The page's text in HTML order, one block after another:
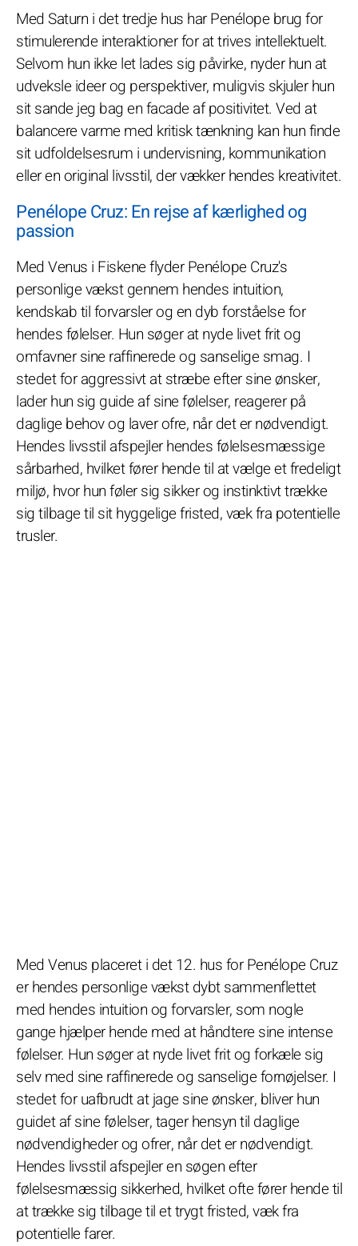
Med Saturn i det tredje hus har Penélope brug for
stimulerende interaktioner for at trives intellektuelt.
Selvom hun ikke let lades sig påvirke, nyder hun at
udveksle ideer og perspektiver, muligvis skjuler hun
sit sande jeg bag en facade af positivitet. Ved at
balancere varme med kritisk tænkning kan hun finde
sit udfoldelsesrum i undervisning, kommunikation
eller en original livsstil, der vækker hendes kreativitet.
Penélope Cruz: En rejse af kærlighed og
passion
Med Venus i Fiskene flyder Penélope Cruz's
personlige vækst gennem hendes intuition,
kendskab til forvarsler og en dyb forståelse for
hendes følelser. Hun søger at nyde livet frit og
omfavner sine raffinerede og sanselige smag. I
stedet for aggressivt at stræbe efter sine ønsker,
lader hun sig guide af sine følelser, reagerer på
daglige behov og laver ofre, når det er nødvendigt.
Hendes livsstil afspejler hendes følelsesmæssige
sårbarhed, hvilket fører hende til at vælge et fredeligt
miljø, hvor hun føler sig sikker og instinktivt trække
sig tilbage til sit hyggelige fristed, væk fra potentielle
trusler.
Med Venus placeret i det 12. hus for Penélope Cruz
er hendes personlige vækst dybt sammenflettet
med hendes intuition og forvarsler, som nogle
gange hjælper hende med at håndtere sine intense
følelser. Hun søger at nyde livet frit og forkæle sig
selv med sine raffinerede og sanselige fornøjelser. I
stedet for uafbrudt at jage sine ønsker, bliver hun
guidet af sine følelser, tager hensyn til daglige
nødvendigheder og ofrer, når det er nødvendigt.
Hendes livsstil afspejler en søgen efter
følelsesmæssig sikkerhed, hvilket ofte fører hende til
at trække sig tilbage til et trygt fristed, væk fra
potentielle farer.